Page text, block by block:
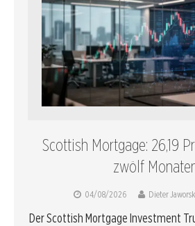
Scottish Mortgage: 26,19
zwölf
04/08/2026 Dieter
Der Scottish Mortgage Investment